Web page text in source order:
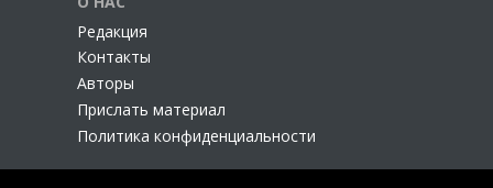
Редакция
Контакты
Авторы
Прислать материал
Политика конфиденциальности